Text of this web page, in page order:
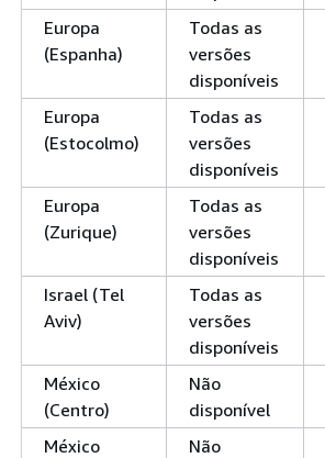
Europa
(Espanha)
Todas as
versões
disponíveis
Europa
(Estocolmo)
Todas as
versões
disponíveis
Europa
(Zurique)
Todas as
versões
disponíveis
Israel (Tel
Aviv)
Todas as
versões
disponíveis
México
(Centro)
Não
disponível
México
Não